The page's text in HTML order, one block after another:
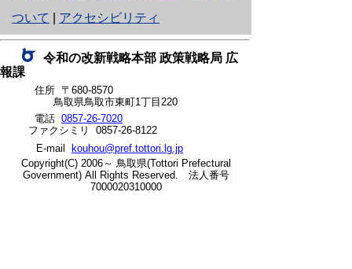
り
ネ
ッ
ト
へ
の
ついて
アクセシビリティ
令和の改新戦略本部 政策戦略局 広
報課
住所 〒680-8570
鳥取県鳥取市東町1丁目220
電話 0857-26-7020
ファクシミリ 0857-26-8122
E-mail
kouhou@pref.tottori.lg.jp
Copyright(C) 2006～ 鳥取県(Tottori Prefectural
Government) All Rights Reserved. 法人番号
7000020310000